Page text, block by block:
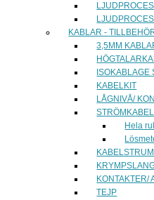
KABLAR -
3,5MM
ISOKABLAGE
KABELKIT
LÅGNIVÅ/
STRÖMKABEL
Hela
KONTAKTER/
TEJP